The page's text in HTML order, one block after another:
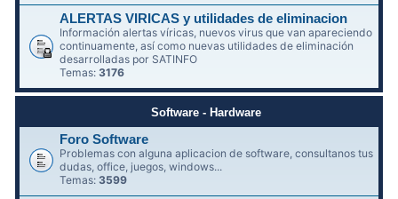
ALERTAS VIRICAS y utilidades de eliminacion
Información alertas víricas, nuevos virus que van apareciendo
continuamente, así como nuevas utilidades de eliminación
desarrolladas por SATINFO
Temas:3176
Software - Hardware
Foro Software
Problemas con alguna aplicacion de software, consultanos tus
dudas, office, juegos, windows...
Temas: 3599